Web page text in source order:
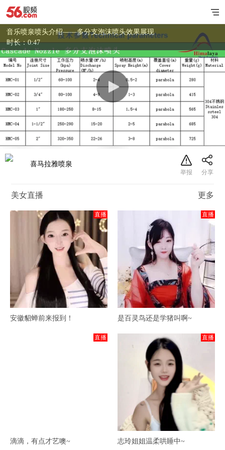
音乐喷泉喷头介绍——多分支泡沫喷头效果展现
时长：0:47
喜马拉雅喷泉
美女直播 更多
直播
安徽貂蝉前来报到！
直播
是百灵鸟还是学猪叫啊~
直播
滴滴，有点才艺噢~
直播
志玲姐姐温柔哄睡中~